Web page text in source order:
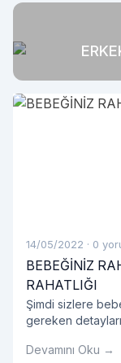
14/05/2022 · 0
BEBEĞİNİZ
RAHATLIĞI
Şimdi sizlere
gereken
tüm detayları
Devamını Oku →